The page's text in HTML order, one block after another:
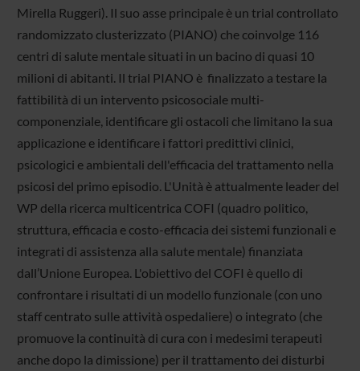
Mirella Ruggeri). Il suo asse principale è un trial controllato
randomizzato clusterizzato (PIANO) che coinvolge 116
centri di salute mentale situati in un bacino di quasi 10
milioni di abitanti. Il trial PIANO è finalizzato a testare la
fattibilità di un intervento psicosociale multi-
componenziale, identificare gli ostacoli che limitano la sua
applicazione e identificare i fattori predittivi clinici,
psicologici e ambientali dell'efficacia del trattamento nella
psicosi del primo episodio. L'Unità è attualmente leader del
WP della ricerca multicentrica COFI (quadro politico,
struttura, efficacia e costo-efficacia dei sistemi funzionali e
integrati di assistenza alla salute mentale) finanziata
dall’Unione Europea. L'obiettivo del COFI è quello di
confrontare i risultati di un modello funzionale (con uno
staff centrato sulle attività ospedaliere) o integrato (che
promuove la continuità di cura con i medesimi terapeuti
anche dopo la dimissione) per il trattamento dei disturbi